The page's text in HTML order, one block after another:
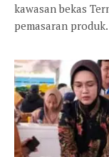
kawasan bekas
pemasaran